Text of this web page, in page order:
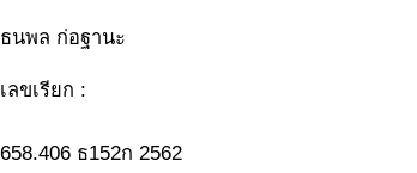
ธนพล ก่อฐานะ
เลขเรียก :
658.406 ธ152ก 2562